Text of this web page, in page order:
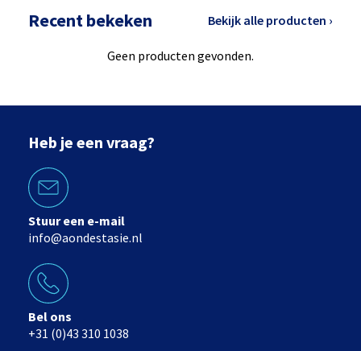
Recent bekeken Bekijk alle producten ›
Geen producten gevonden.
Heb je een vraag?
Stuur een e-mail
info@aondestasie.nl
Bel ons
+31 (0)43 310 1038